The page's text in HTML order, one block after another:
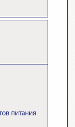
питания